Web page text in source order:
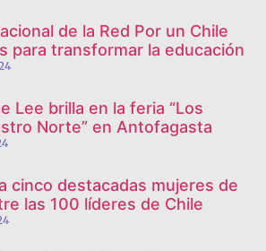
de la Red Por un Chile
para transformar la educación
Lee brilla en la feria “Los
Norte” en Antofagasta
cinco destacadas mujeres de
las 100 líderes de Chile